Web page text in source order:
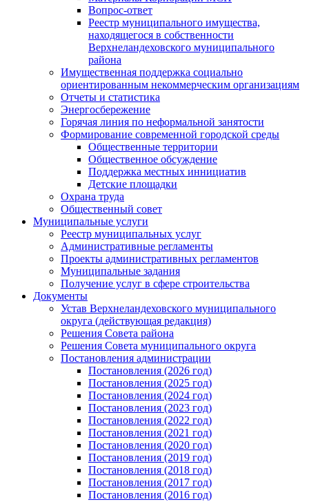
Вопрос-ответ
Реестр муниципального имущества,
находящегося в собственности
Верхнеландеховского муниципального
района
Имущественная поддержка социально
ориентированным некоммерческим организациям
Отчеты и статистика
Энергосбережение
Горячая линия по неформальной занятости
Формирование современной городской среды
Общественные территории
Общественное обсуждение
Поддержка местных иннициатив
Детские площадки
Охрана труда
Общественный совет
Муниципальные услуги
Реестр муниципальных услуг
Административные регламенты
Проекты административных регламентов
Муниципальные задания
Получение услуг в сфере строительства
Документы
Устав Верхнеландеховского муниципального
округа (действующая редакция)
Решения Совета района
Решения Совета муниципального округа
Постановления администрации
Постановления (2026 год)
Постановления (2025 год)
Постановления (2024 год)
Постановления (2023 год)
Постановления (2022 год)
Постановления (2021 год)
Постановления (2020 год)
Постановления (2019 год)
Постановления (2018 год)
Постановления (2017 год)
Постановления (2016 год)